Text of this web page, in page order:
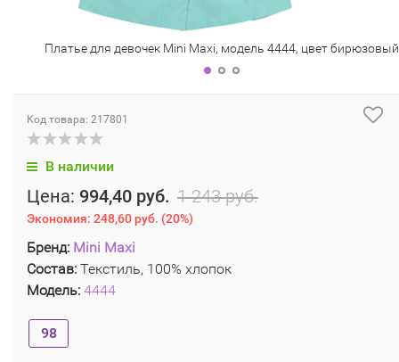
Платье для девочек Mini Maxi, модель 4444, цвет бирюзовый
Код товара: 217801
В наличии
Цена: 994,40 руб. 1 243 руб.
Экономия: 248,60 руб. (20%)
Бренд: Mini Maxi
Состав: Текстиль, 100% хлопок
Модель: 4444
98